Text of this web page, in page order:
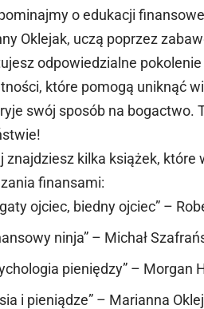
o edukacji
Oklejak, uczą poprzez
odpowiedzialne
które pomogą uniknąć
swój sposób na bogactwo.
znajdziesz kilka książek,
finansami:
ojciec, biedny ojciec” –
ninja” – Michał
pieniędzy” – Morgan
i pieniądze” – Marianna